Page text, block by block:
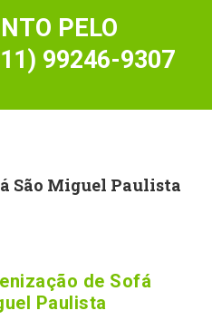
PELO
99246-9307
São Miguel Paulista
de Sofá
Paulista